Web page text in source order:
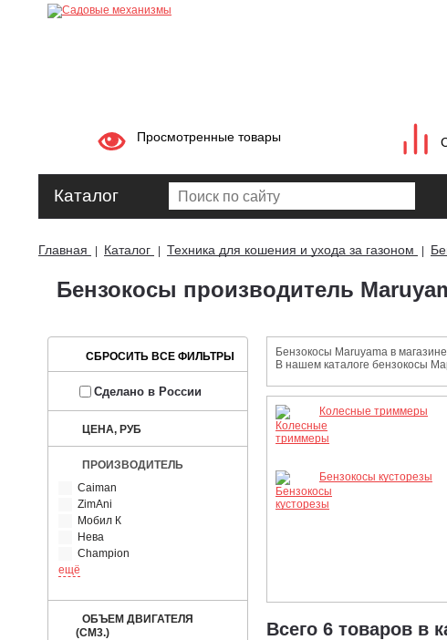
Просмотренные товары
Каталог
Главная Каталог Техника для кошения и ухода за газоном
Бензокосы производитель
Сделано в России
ЦЕНА, РУБ
ПРОИЗВОДИТЕЛЬ
Caiman
ZimAni
Мобил К
Нева
Champion
ещё
ОБЪЕМ ДВИГАТЕЛЯ
(СМ3.)
Бензокосы Maruyama в
В нашем каталоге бензокосы
Колесные триммеры
Бензокосы кусторезы
Всего 6 товаров в